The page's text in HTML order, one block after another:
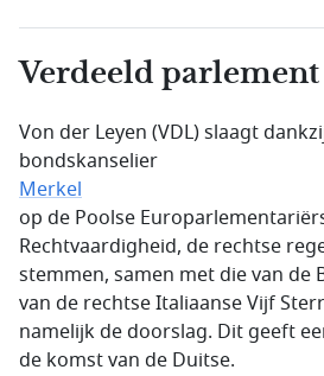
Verdeeld parlement
Von der Leyen (VDL) slaagt
bondskanselier
Merkel
op de Poolse
Rechtvaardigheid, de rechtse
stemmen, samen met die van de
van de rechtse Italiaanse Vijf
namelijk de doorslag. Dit geeft
de komst van de Duitse.